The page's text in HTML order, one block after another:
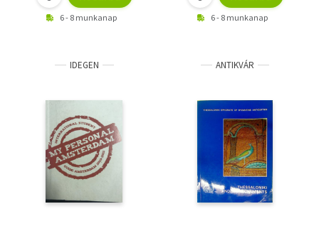
6 - 8 munkanap 6 - 8 munkanap
IDEGEN ANTIKVÁR